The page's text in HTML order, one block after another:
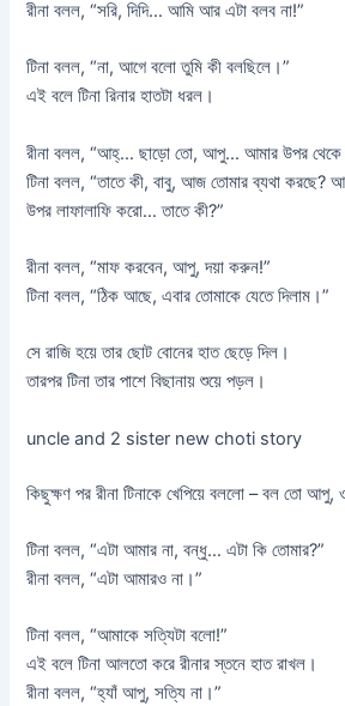
রীনা বলল, “সরি, দিদি… আমি আর এটা বলব না!”
টিনা বলল, “না, আগে বলো তুমি কী বলছিলে।”
এই বলে টিনা রিনার হাতটা ধরল।
রীনা বলল, “আহ্‌… ছাড়ো তো, আপু… আমার উপর থেকে
টিনা বলল, “তাতে কী, বাবু, আজ তোমার ব্যথা
উপর লাফালাফি করো… তাতে কী?”
রীনা বলল, “মাফ করবেন, আপু, দয়া করুন!”
টিনা বলল, “ঠিক আছে, এবার তোমাকে যেতে দিলাম।”
সে রাজি হয়ে তার ছোট বোনের হাত ছেড়ে দিল।
তারপর টিনা তার পাশে বিছানায় শুয়ে পড়ল।
uncle and 2 sister new choti story
কিছুক্ষণ পর রীনা টিনাকে খেপিয়ে বললো – বল তো আপু,
টিনা বলল, “এটা আমার না, বন্ধু… এটা কি তোমার?”
রীনা বলল, “এটা আমারও না।”
টিনা বলল, “আমাকে সত্যিটা বলো!”
এই বলে টিনা আলতো করে রীনার স্তনে হাত রাখল।
রীনা বলল, “হ্যাঁ আপু, সত্যি না।”